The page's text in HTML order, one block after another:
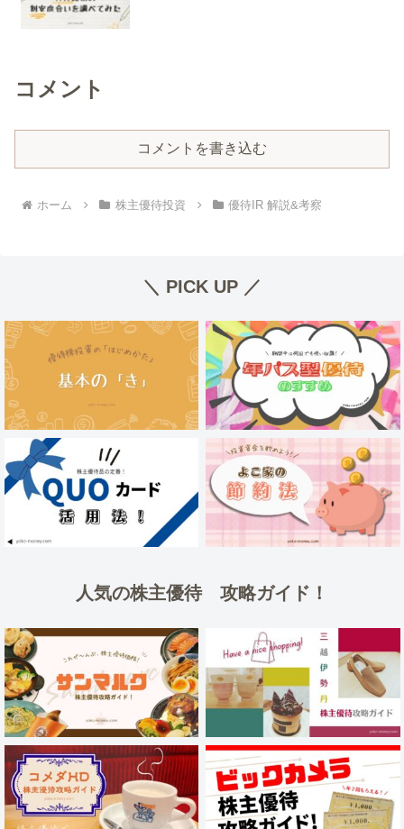
コメント
コメントを書き込む
ホーム 株主優待投資 優待IR 解説&考察
＼ PICK UP ／
人気の株主優待 攻略ガイド！